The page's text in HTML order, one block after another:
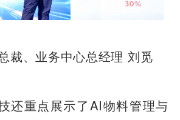
裁、业务中心总经理 刘觅
还重点展示了AI物料管理与